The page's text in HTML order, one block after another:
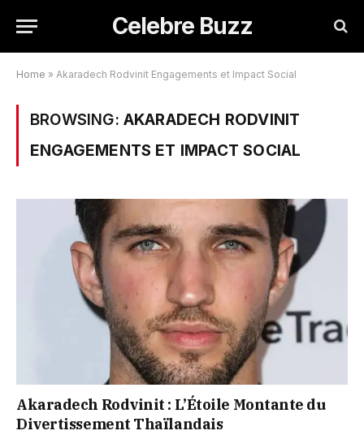
Celebre Buzz
Home » Akaradech Rodvinit Engagements et Impact Social
BROWSING: AKARADECH RODVINIT
ENGAGEMENTS ET IMPACT SOCIAL
Akaradech Rodvinit : L’Étoile Montante du
Divertissement Thaïlandais